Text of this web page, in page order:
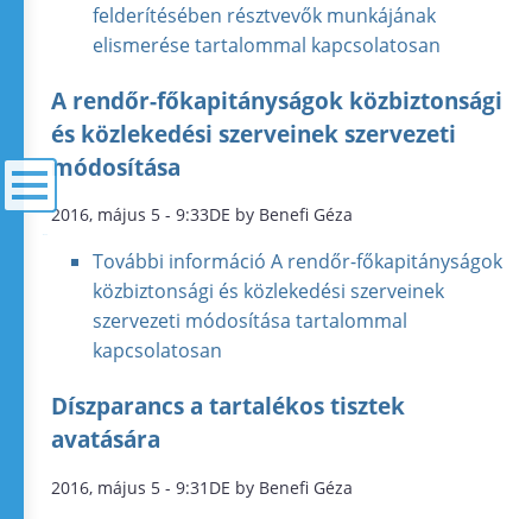
felderítésében résztvevők munkájának
elismerése tartalommal kapcsolatosan
A rendőr-főkapitányságok közbiztonsági
és közlekedési szerveinek szervezeti
módosítása
2016, május 5 - 9:33DE by Benefi Géza
További információ A rendőr-főkapitányságok
közbiztonsági és közlekedési szerveinek
szervezeti módosítása tartalommal
kapcsolatosan
Díszparancs a tartalékos tisztek
avatására
2016, május 5 - 9:31DE by Benefi Géza